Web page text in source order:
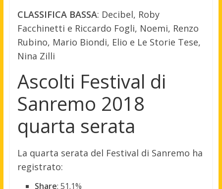
CLASSIFICA BASSA: Decibel, Roby
Facchinetti e Riccardo Fogli, Noemi, Renzo
Rubino, Mario Biondi, Elio e Le Storie Tese,
Nina Zilli
Ascolti Festival di
Sanremo 2018
quarta serata
La quarta serata del Festival di Sanremo ha
registrato:
Share: 51.1%